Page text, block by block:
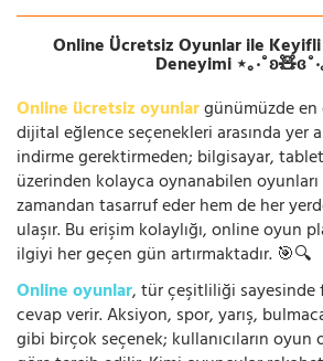
Online Ücretsiz Oyunlar ile
Deneyimi ⋆｡
Online ücretsiz oyunlargünümüzde
dijital eğlence seçenekleri arasında yer
indirme gerektirmeden; bilgisayar,
üzerinden kolayca oynanabilen
zamandan tasarruf eder hem de her
ulaşır. Bu erişim kolaylığı, online oyun
ilgiyi her geçen gün artırmaktadır. 🎯🔍
Online oyunlar, tür çeşitliliği sayesinde
cevap verir. Aksiyon, spor, yarış,
gibi birçok seçenek; kullanıcıların oyun